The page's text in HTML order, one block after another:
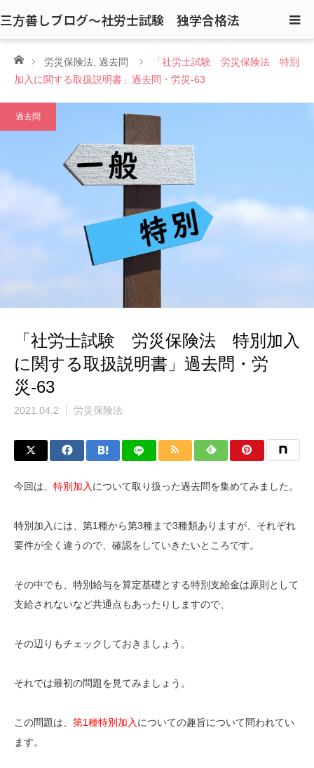
三方善しブログ〜社労士試験 独学合格法
ホーム労災保険法 過去問
「社労士試験 労災保険法 特別
加入に関する取扱説明書」過去問・労災-63
過去問
「社労士試験 労災保険法 特別加入
に関する取扱説明書」過去問・労
災-63
2021.04.2 労災保険法
今回は、 特別加入 について取り扱った過去問を集めてみました。
特別加入には、第1種から第3種まで3種類ありますが、それぞれ
要件が全く違うので、確認をしていきたいところです。
その中でも、特別給与を算定基礎とする特別支給金は原則として
支給されないなど共通点もあったりしますので、
その辺りもチェックしておきましょう。
それでは最初の問題を見てみましょう。
この問題は、 第1種特別加入 についての趣旨について問われてい
ます。